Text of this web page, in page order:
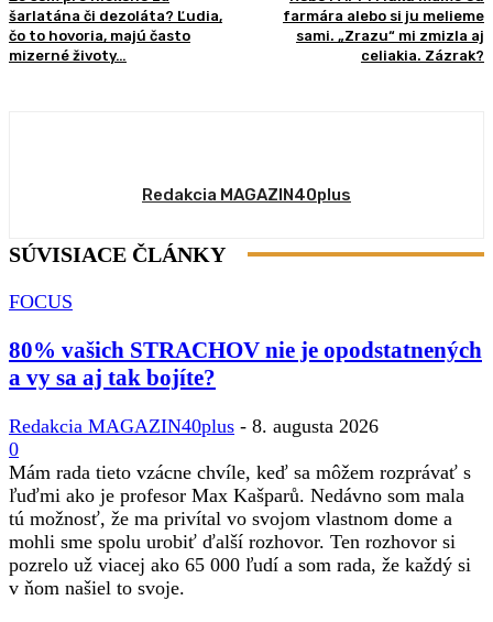
šarlatána či dezoláta? Ľudia,
čo to hovoria, majú často
mizerné životy…
farmára alebo si ju melieme
sami. „Zrazu“ mi zmizla aj
celiakia. Zázrak?
Redakcia MAGAZIN40plus
SÚVISIACE ČLÁNKY
FOCUS
80% vašich STRACHOV nie je opodstatnených
a vy sa aj tak bojíte?
Redakcia MAGAZIN40plus - 8. augusta 2026
0
Mám rada tieto vzácne chvíle, keď sa môžem rozprávať s
ľuďmi ako je profesor Max Kašparů. Nedávno som mala
tú možnosť, že ma privítal vo svojom vlastnom dome a
mohli sme spolu urobiť ďalší rozhovor. Ten rozhovor si
pozrelo už viacej ako 65 000 ľudí a som rada, že každý si
v ňom našiel to svoje.